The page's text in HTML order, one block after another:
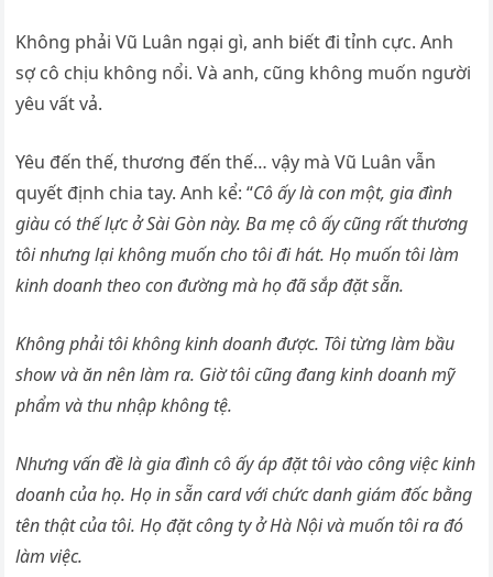
Không phải Vũ Luân ngại gì, anh biết đi tỉnh cực. Anh
sợ cô chịu không nổi. Và anh, cũng không muốn người
yêu vất vả.
Yêu đến thế, thương đến thế… vậy mà Vũ Luân vẫn
quyết định chia tay. Anh kể: “Cô ấy là con một, gia đình
giàu có thế lực ở Sài Gòn này. Ba mẹ cô ấy cũng rất thương
tôi nhưng lại không muốn cho tôi đi hát. Họ muốn tôi làm
kinh doanh theo con đường mà họ đã sắp đặt sẵn.
Không phải tôi không kinh doanh được. Tôi từng làm bầu
show và ăn nên làm ra. Giờ tôi cũng đang kinh doanh mỹ
phẩm và thu nhập không tệ.
Nhưng vấn đề là gia đình cô ấy áp đặt tôi vào công việc kinh
doanh của họ. Họ in sẵn card với chức danh giám đốc bằng
tên thật của tôi. Họ đặt công ty ở Hà Nội và muốn tôi ra đó
làm việc.